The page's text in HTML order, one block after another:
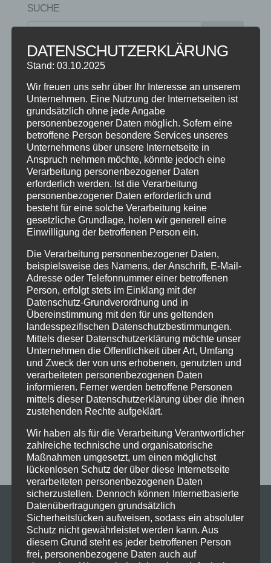
SUCHE
NEUESTE BEITRÄGE
SCHNUPPERTAG 2026
Abschlussball 2026
WEIHNACHTSFERIEN
KATEGORIEN
Kategorien
SCHLAGWÖRTER
2023 2024 Allgäu Anfängerkurs
Boogie
Charity
cool Corona Coronavirus
Dance
dancing
Deine Tanzschule Einsteigerkurs
Event
Ferien
Ferienprogramm Fitness
Fitnessprogramm
Fortgeschrittene
Gesellschaftstanz
Immenstadt
im Schloss
Jive Jugendliche online
Paartanz
Schaut hin!
Schloss Immenstadt
Silvester
Sommerferien
Streetdance tanzen
Tanzen lernen
Tanzkurs
Tanzpause Tanzschule
Tanzschulfamilie
Workout
Workshop tanzen
Zumba Zumba Kurs Übungsabend
DATENSCHUTZERKLÄRUNG
Stand: 03.10.2025
Wir freuen uns sehr über Ihr Interesse an unserem
Unternehmen. Eine Nutzung der Internetseiten ist
grundsätzlich ohne jede Angabe
personenbezogener Daten möglich. Sofern eine
betroffene Person besondere Services unseres
Unternehmens über unsere Internetseite in
Anspruch nehmen möchte, könnte jedoch eine
Verarbeitung personenbezogener Daten
erforderlich werden. Ist die Verarbeitung
personenbezogener Daten erforderlich und
besteht für eine solche Verarbeitung keine
gesetzliche Grundlage, holen wir generell eine
Einwilligung der betroffenen Person ein.
Die Verarbeitung personenbezogener Daten,
beispielsweise des Namens, der Anschrift, E-Mail-
Adresse oder Telefonnummer einer betroffenen
Person, erfolgt stets im Einklang mit der
Datenschutz-Grundverordnung und in
Übereinstimmung mit den für uns geltenden
landesspezifischen Datenschutzbestimmungen.
Mittels dieser Datenschutzerklärung möchte unser
Unternehmen die Öffentlichkeit über Art, Umfang
und Zweck der von uns erhobenen, genutzten und
verarbeiteten personenbezogenen Daten
informieren. Ferner werden betroffene Personen
mittels dieser Datenschutzerklärung über die ihnen
zustehenden Rechte aufgeklärt.
Wir haben als für die Verarbeitung Verantwortlicher
zahlreiche technische und organisatorische
Maßnahmen umgesetzt, um einen möglichst
lückenlosen Schutz der über diese Internetseite
verarbeiteten personenbezogenen Daten
sicherzustellen. Dennoch können Internetbasierte
Datenübertragungen grundsätzlich
Sicherheitslücken aufweisen, sodass ein absoluter
Schutz nicht gewährleistet werden kann. Aus
diesem Grund steht es jeder betroffenen Person
frei, personenbezogene Daten auch auf